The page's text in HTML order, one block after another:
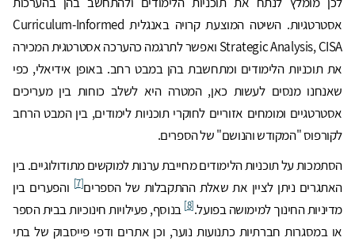
אסטרטגיות. השיטה המוצעת קרויה באנגלית Curriculum-Informed
Strategic Analysis, CISA ואפשר לתרגמה כהערכה אסטרטגית המכירה
את תוכניות הלימודים ומתחשבת בהן במבט רחב. באופן אידיאלי, כפי
שאנחנו מנסים לעשות כאן, המטרה היא לשלב כוחות בין מעריכים
אסטרטגיים ומומחים אזוריים לחוקרי תוכניות לימודים, בין המבט הרחב
לקורפוס "המקודש והנושם" של הספרים.
הסתמכות על תוכניות הלימודים מחייבת ערנות למוקשים מתודולוגיים. בין
האתגרים ניתן לציין את שאלת ההתקבלות של הספרים[7]
והפערים בין
מדיניות החינוך למימושה בפועל.[8]
בנוסף, פעילויות חינוכיות בבית הספר
או במסגרות חברתיות כתנועות נוער, וכן אתרים ודפי פייסבוק של בתי